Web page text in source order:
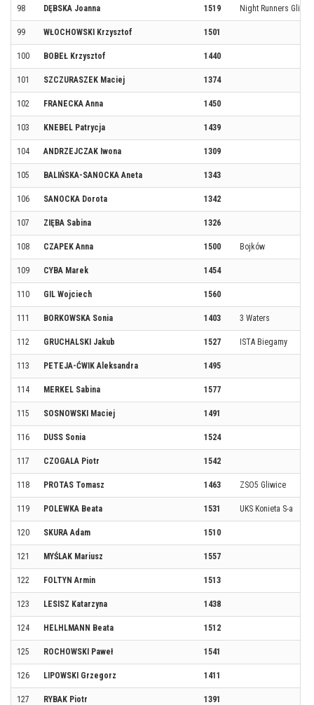
98 DĘBSKA Joanna 1519 Night Runners
99 WŁOCHOWSKI Krzysztof 1501
100 BOBEŁ Krzysztof 1440
101 SZCZURASZEK Maciej 1374
102 FRANECKA Anna 1450
103 KNEBEL Patrycja 1439
104 ANDRZEJCZAK Iwona 1309
105 BALIŃSKA-SANOCKA Aneta 1343
106 SANOCKA Dorota 1342
107 ZIĘBA Sabina 1326
108 CZAPEK Anna 1500 Bojków
109 CYBA Marek 1454
110 GIL Wojciech 1560
111 BORKOWSKA Sonia 1403 3 Waters
112 GRUCHALSKI Jakub 1527 ISTA Biegamy
113 PETEJA-ĆWIK Aleksandra 1495
114 MERKEL Sabina 1577
115 SOSNOWSKI Maciej 1491
116 DUSS Sonia 1524
117 CZOGALA Piotr 1542
118 PROTAS Tomasz 1463 ZSO5 Gliwice
119 POLEWKA Beata 1531 UKS Konieta S-a
120 SKURA Adam 1510
121 MYŚLAK Mariusz 1557
122 FOLTYN Armin 1513
123 LESISZ Katarzyna 1438
124 HELHLMANN Beata 1512
125 ROCHOWSKI Paweł 1541
126 LIPOWSKI Grzegorz 1411
127 RYBAK Piotr 1391